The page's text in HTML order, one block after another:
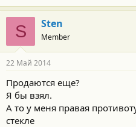
S Sten
Member
22 Май 2014
Продаются еще?
Я бы взял.
А то у меня правая
стекле